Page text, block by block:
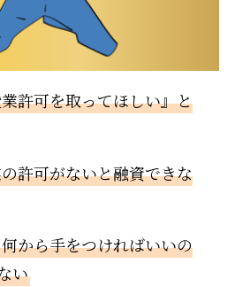
許可を取ってほしい』と
許可がないと融資できな
から手をつければいいの
い